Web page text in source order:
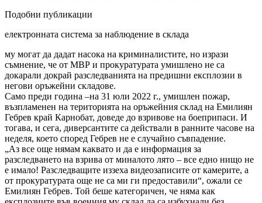
Подобни публикации
електронната система за наблюдение в склада
му могат да дадат насока на криминалистите, но изрази
съмнение, че от МВР и прокуратурата умишлено не са
докарали докрай разследванията на предишни експлозии в
негови оръжейни складове.
Само преди година –на 31 юли 2022 г., умишлен пожар,
възпламенен на територията на оръжейния склад на Емилиян
Гебрев край Карнобат, доведе до взривове на боеприпаси. И
тогава, и сега, диверсантите са действали в ранните часове на
неделя, което според Гебрев не е случайно съвпадение.
„Аз все още нямам каквато и да е информация за
разследването на взрива от миналото лято – все едно нищо не
е имало! Разследващите иззеха видеозаписите от камерите, а
от прокуратурата още не са ми ги предоставили“, ожали се
Емилиян Гебрев. Той беше категоричен, че няма как